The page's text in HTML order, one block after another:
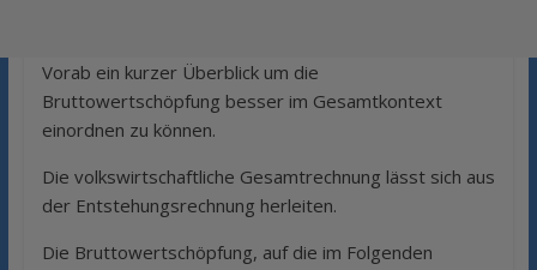
Vorab ein kurzer Überblick um die
Bruttowertschöpfung besser im Gesamtkontext
einordnen zu können.
Die volkswirtschaftliche Gesamtrechnung lässt sich aus
der Entstehungsrechnung herleiten.
Die Bruttowertschöpfung, auf die im Folgenden